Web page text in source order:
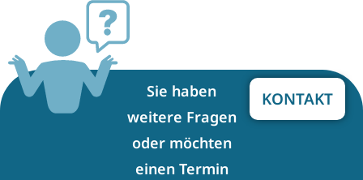
Sie haben
weitere Fragen
oder möchten
einen Termin
KONTAKT